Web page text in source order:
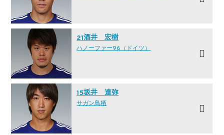
21
酒井 宏樹
ハノーファー96（ドイツ）
15
坂井 達弥
サガン鳥栖